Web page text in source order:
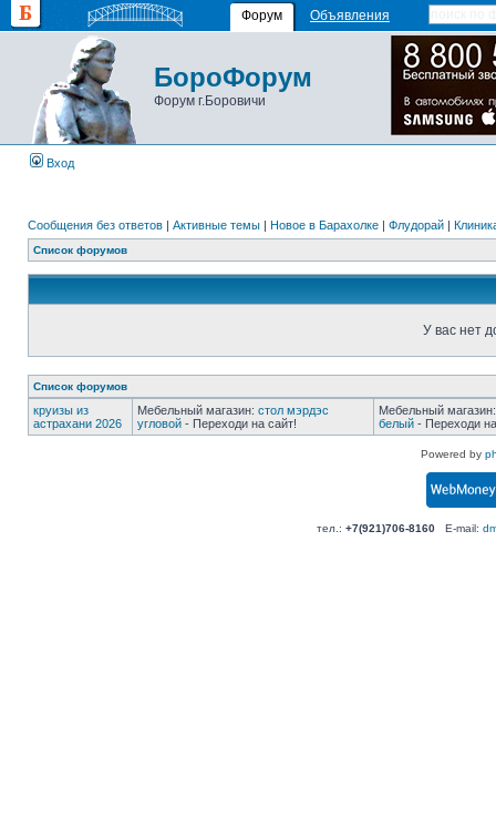
Форум Объявления
БороФорум
Форум г.Боровичи
Вход
Сообщения без ответов | Активные темы | Новое в Барахолке | Флудорай |
Список форумов
У вас нет
Список форумов
круизы из
астрахани 2026
Мебельный магазин: стол мэрдэс
угловой - Переходи на сайт!
Мебельный
белый - Переходи
Powered by
тел.: +7(921)706-8160E-mail: